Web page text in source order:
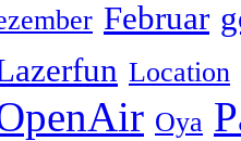
Februar
Location
Oya